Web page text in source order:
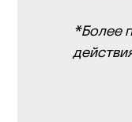
*Более